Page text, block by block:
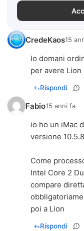
CredeKaos15
Io domani
per avere
Rispondi
Fabio15 anni fa
io ho un iMac
versione 10.5.8
Come
Intel Core 2
compare
poi a Lion
Rispondi